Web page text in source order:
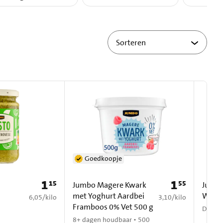
Prijs: € 1,15
115
€ 6,05 per kilo
6,05/kilo
Jumbo Magere Kwark
met Yoghurt Aardbei
Framboos 0% Vet 500 g
8+ dagen houdbaar • 500
Goedkoopje
Prijs: € 1,55
155
€ 3,10 per kilo
3,10/kilo